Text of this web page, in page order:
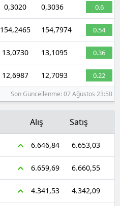
Kahramanmaraş
Mardin
Muğla
Muş
Nevşehir
Rize
Sakarya
0,3020 0,3036 0.6
154,2465 154,7974 0.54
13,0730 13,1095 0.36
12,6987 12,7093 0.22
Son Güncellenme: 07 Ağustos 23:50
Alış Satış
6.646,84 6.653,03
6.659,69 6.660,55
4.341,53 4.342,09